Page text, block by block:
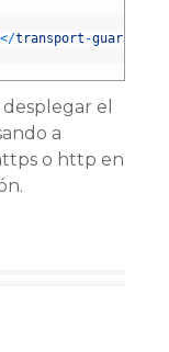
</transport -guarantee
el
a
o http en